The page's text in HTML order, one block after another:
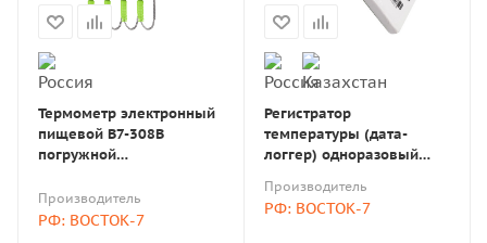
Термометр электронный
пищевой В7-308В
погружной
датчиками выносного
исполнения, с Bluetooth и
Производитель
РФ: ВОСТОК-7
Регистратор
температуры (дата-
логгер) одноразовый
поверкой
Производитель
РФ: ВОСТОК-7